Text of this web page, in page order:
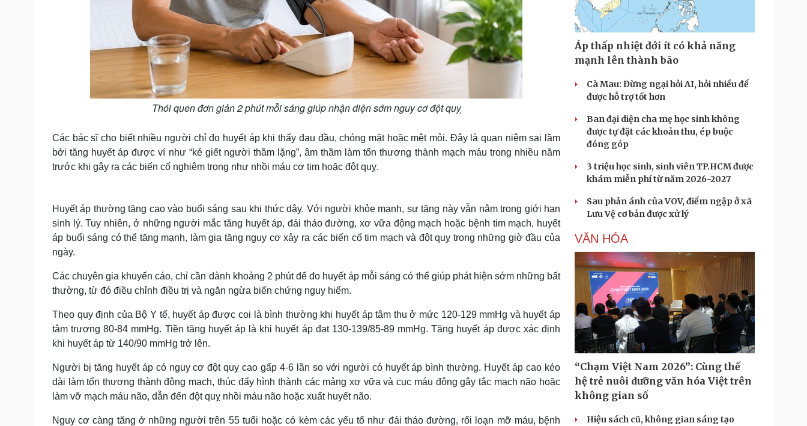
Thói quen đơn giản 2 phút mỗi sáng giúp nhận diện sớm nguy cơ đột quỵ
Các bác sĩ cho biết nhiều người chỉ đo huyết áp khi thấy đau đầu, chóng mặt hoặc mệt mỏi. Đây là quan niệm sai lầm
bởi tăng huyết áp được ví như “kẻ giết người thầm lặng”, âm thầm làm tổn thương thành mạch máu trong nhiều năm
trước khi gây ra các biến cố nghiêm trọng như nhồi máu cơ tim hoặc đột quỵ.
Huyết áp thường tăng cao vào buổi sáng sau khi thức dậy. Với người khỏe mạnh, sự tăng này vẫn nằm trong giới hạn
sinh lý. Tuy nhiên, ở những người mắc tăng huyết áp, đái tháo đường, xơ vữa động mạch hoặc bệnh tim mạch, huyết
áp buổi sáng có thể tăng mạnh, làm gia tăng nguy cơ xảy ra các biến cố tim mạch và đột quỵ trong những giờ đầu của
ngày.
Các chuyên gia khuyến cáo, chỉ cần dành khoảng 2 phút để đo huyết áp mỗi sáng có thể giúp phát hiện sớm những bất
thường, từ đó điều chỉnh điều trị và ngăn ngừa biến chứng nguy hiểm.
Theo quy định của Bộ Y tế, huyết áp được coi là bình thường khi huyết áp tâm thu ở mức 120-129 mmHg và huyết áp
tâm trương 80-84 mmHg. Tiền tăng huyết áp là khi huyết áp đạt 130-139/85-89 mmHg. Tăng huyết áp được xác định
khi huyết áp từ 140/90 mmHg trở lên.
Người bị tăng huyết áp có nguy cơ đột quỵ cao gấp 4-6 lần so với người có huyết áp bình thường. Huyết áp cao kéo
dài làm tổn thương thành động mạch, thúc đẩy hình thành các mảng xơ vữa và cục máu đông gây tắc mạch não hoặc
làm vỡ mạch máu não, dẫn đến đột quỵ nhồi máu não hoặc xuất huyết não.
Nguy cơ càng tăng ở những người trên 55 tuổi hoặc có kèm các yếu tố như đái tháo đường, rối loạn mỡ máu, bệnh
Áp thấp nhiệt đới ít có khả năng
mạnh lên thành bão
Cà Mau: Đừng ngại hỏi AI, hỏi nhiều để
được hỗ trợ tốt hơn
Ban đại diện cha mẹ học sinh không
được tự đặt các khoản thu, ép buộc
đóng góp
3 triệu học sinh, sinh viên TP.HCM được
khám miễn phí từ năm 2026-2027
Sau phản ánh của VOV, điểm ngập ở xã
Lưu Vệ cơ bản được xử lý
VĂN HÓA
“Chạm Việt Nam 2026”: Cùng thế
hệ trẻ nuôi dưỡng văn hóa Việt trên
không gian số
Hiệu sách cũ, không gian sáng tạo